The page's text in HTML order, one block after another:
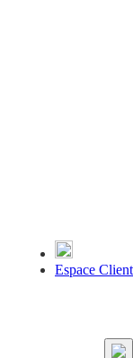
Espace Client